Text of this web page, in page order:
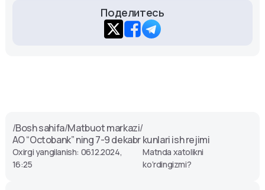
Поделитесь
/Bosh sahifa/Matbuot markazi/
AO “Octobank” ning 7-9 dekabr kunlari ish rejimi
Oxirgi yangilanish: 06.12.2024,
16:25
Matnda xatolikni
ko‘rdingizmi?